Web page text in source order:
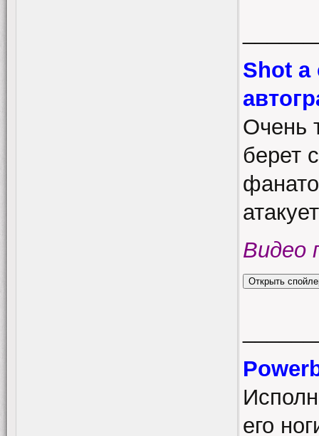
Shot a
Очень
берет
Видео
его